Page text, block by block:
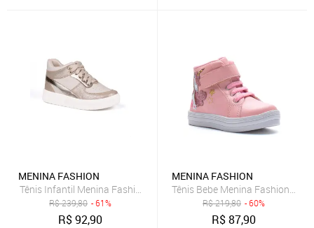
MENINA FASHION
Tênis Infantil Menina Fashion Brilho Metalizado Casual Dourado
R$239,80 - 61%
R$92,90
MENINA FASHION
Tênis Bebe Menina Fashion
R$219,80 - 60%
R$87,90